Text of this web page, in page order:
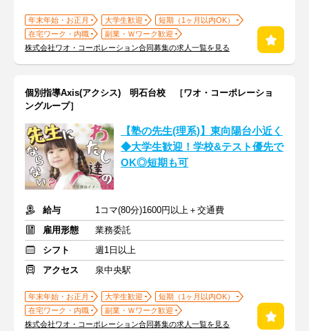
年末年始・お正月 大学生歓迎
短期（1ヶ月以内OK）
在宅ワーク・内職
副業・Ｗワーク歓迎
株式会社ワオ・コーポレーション合同募集の求人一覧を見る
個別指導Axis(アクシス) 明石台校 ［ワオ・コーポレーショ
ングループ］
【塾の先生(理系)】東向陽台小近く
◆大学生歓迎！学校&テスト優先で
OK◎短期も可
給与
1コマ(80分)1600円以上＋交通費
雇用形態
業務委託
シフト
週1日以上
アクセス
泉中央駅
年末年始・お正月 大学生歓迎
短期（1ヶ月以内OK）
在宅ワーク・内職
副業・Ｗワーク歓迎
株式会社ワオ・コーポレーション合同募集の求人一覧を見る